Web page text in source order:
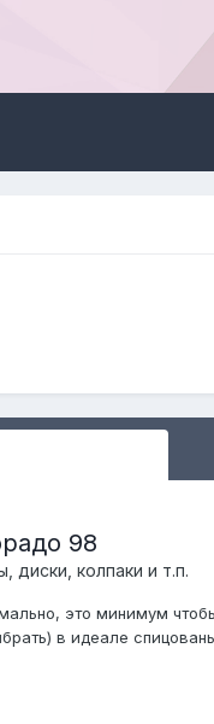
98
диски, колпаки и т.п.
это минимум
в идеале